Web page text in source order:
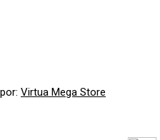
Virtua Mega Store